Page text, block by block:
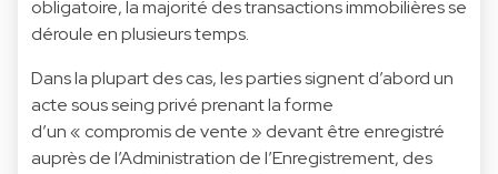
obligatoire, la majorité des transactions immobilières se
déroule en plusieurs temps.
Dans la plupart des cas, les parties signent d’abord un
acte sous seing privé prenant la forme
d’un « compromis de vente » devant être enregistré
auprès de l’Administration de l’Enregistrement, des